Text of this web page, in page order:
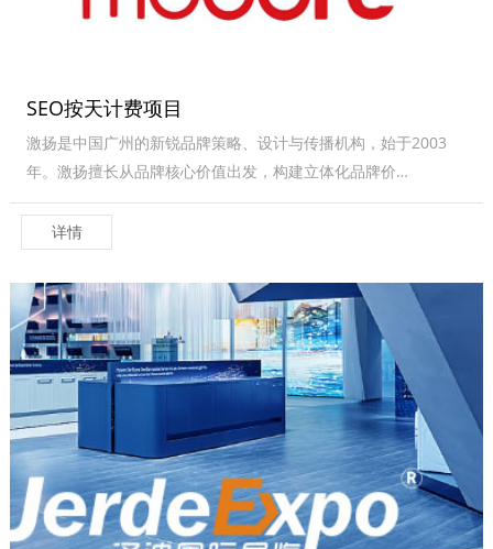
SEO按天计费项目
激扬是中国广州的新锐品牌策略、设计与传播机构，始于2003
年。激扬擅长从品牌核心价值出发，构建立体化品牌价…
详情